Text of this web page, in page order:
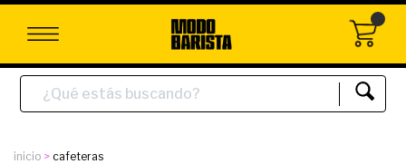
inicio cafeteras